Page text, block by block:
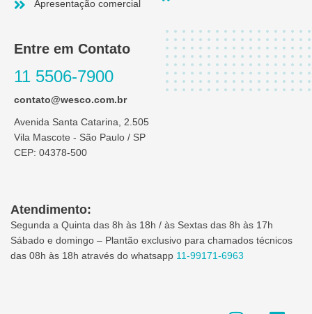
Apresentação comercial
Entre em Contato
11 5506-7900
contato@wesco.com.br
Avenida Santa Catarina, 2.505
Vila Mascote - São Paulo / SP
CEP: 04378-500
Atendimento:
Segunda a Quinta das 8h às 18h / às Sextas das 8h às 17h
Sábado e domingo – Plantão exclusivo para chamados técnicos
das 08h às 18h através do whatsapp 11-99171-6963